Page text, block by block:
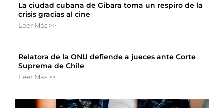
La ciudad cubana de Gibara toma un respiro de la
crisis gracias al cine
Leer Más >>
Relatora de la ONU defiende a jueces ante Corte
Suprema de Chile
Leer Más >>